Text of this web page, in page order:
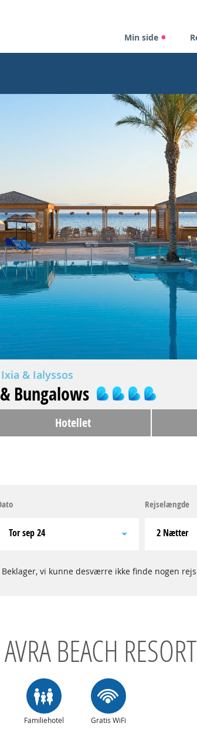
Min side
Ixia & Ialyssos
Bungalows
Hotellet
tor sep 24
Rejselængde
2 Nætter
Beklager, vi kunne desværre ikke finde nogen
BEACH
Familiehotel Gratis WiFi